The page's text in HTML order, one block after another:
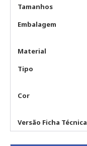
Tamanhos
Embalagem
Material
Tipo
Cor
Versão Ficha Técnica